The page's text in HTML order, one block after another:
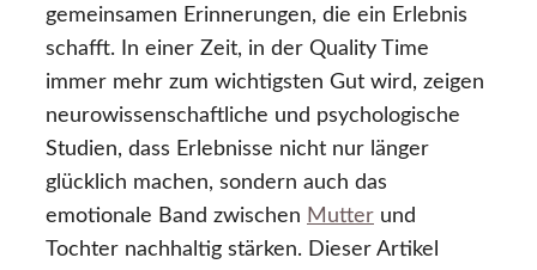
gemeinsamen Erinnerungen, die ein Erlebnis
schafft. In einer Zeit, in der Quality Time
immer mehr zum wichtigsten Gut wird, zeigen
neurowissenschaftliche und psychologische
Studien, dass Erlebnisse nicht nur länger
glücklich machen, sondern auch das
emotionale Band zwischen Mutter und
Tochter nachhaltig stärken. Dieser Artikel